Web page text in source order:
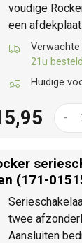
voudige
een afdekplaat.
Verwachte
21u
Huidige
-
(171-
twee
Aansluiten